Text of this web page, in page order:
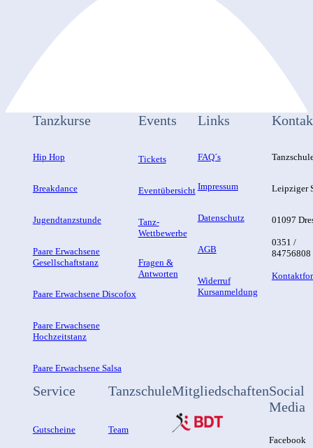
Tanzkurse
Hip Hop
Breakdance
Jugendtanzstunde
Paare Erwachsene
Gesellschaftstanz
Paare Erwachsene Discofox
Paare Erwachsene
Hochzeitstanz
Paare Erwachsene Salsa
Events
Tickets
Eventübersicht
Tanz-
Wettbewerbe
Fragen &
Antworten
Links
FAQ´s
Impressum
Datenschutz
AGB
Widerruf
Kursanmeldung
Leipziger
01097
0351 /
84756808
Service
Gutscheine
Tanzschule
Team
MitgliedschaftenSocial
Media
Facebook